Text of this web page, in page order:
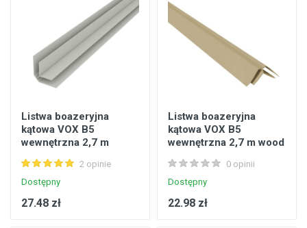
Listwa boazeryjna
kątowa VOX B5
wewnętrzna 2,7 m
2 opinie
Dostępny
27.48 zł
Listwa boazeryjna
kątowa VOX B5
wewnętrzna 2,7 m wood
0 opinii
Dostępny
22.98 zł